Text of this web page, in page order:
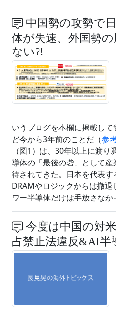
中国勢の攻勢で
体が失速、外国勢
ない?!
いうブログを本欄に掲載し
ど今から3年前のことだ（参
（図1）は、30年以上に渡
導体の「最後の砦」として
待されてきた。日本を代表す
DRAMやロジックからは撤
ワー半導体だけは手放さなか
今度は中国の対
占禁止法違反&AI半